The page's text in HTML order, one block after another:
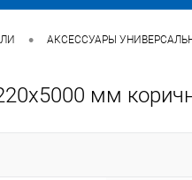
• АКСЕССУАРЫ
мм